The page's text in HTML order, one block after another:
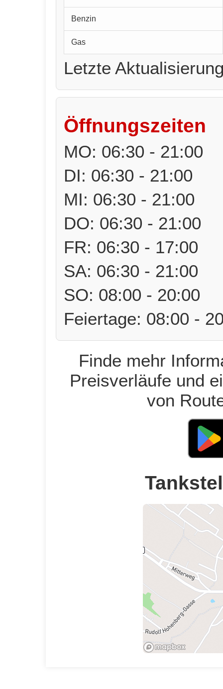
Benzin
Gas
Letzte
Öffnungszeiten
MO: 06:30 - 21:00
DI: 06:30 - 21:00
MI: 06:30 - 21:00
DO: 06:30 - 21:00
FR: 06:30 - 17:00
SA: 06:30 - 21:00
SO: 08:00 - 20:00
Feiertage: 08:00 -
Finde mehr
Preisverläufe und
von